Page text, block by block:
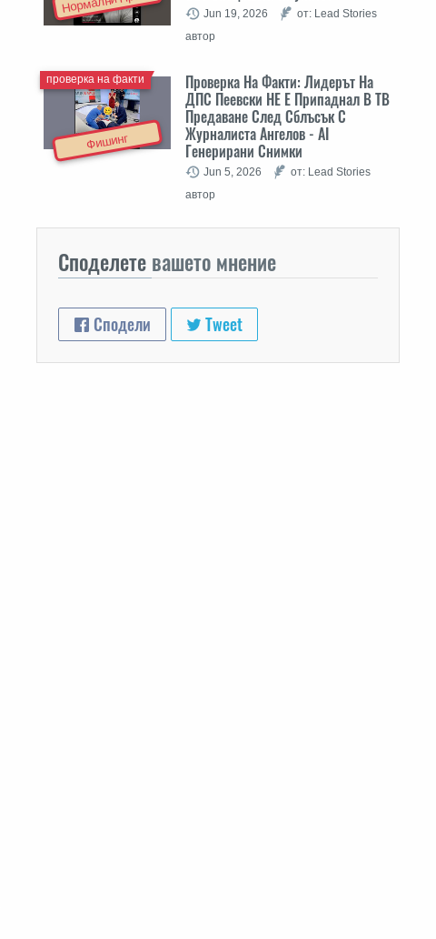
Jun 19, 2026
от: Lead Stories
автор
Фишинг
Проверка На Факти: Лидерът На
ДПС Пеевски НЕ Е Припаднал В ТВ
Предаване След Сблъсък С
Журналиста Ангелов - AI
Генерирани Снимки
проверка на факти
Jun 5, 2026
от: Lead Stories
автор
Споделете вашето мнение
Сподели Tweet